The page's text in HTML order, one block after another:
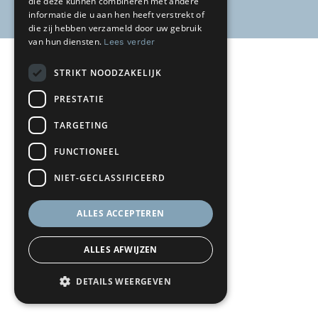
informatie die u aan hen heeft verstrekt of
die zij hebben verzameld door uw gebruik
van hun diensten. Lees verder
STRIKT NOODZAKELIJK
PRESTATIE
TARGETING
FUNCTIONEEL
NIET-GECLASSIFICEERD
ALLES ACCEPTEREN
ALLES AFWIJZEN
DETAILS WEERGEVEN